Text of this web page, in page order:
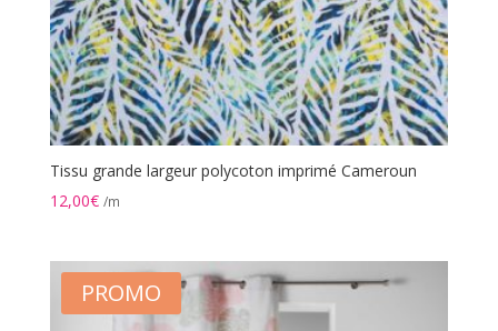
Tissu grande largeur polycoton imprimé Cameroun
12,00€ /m
PROMO